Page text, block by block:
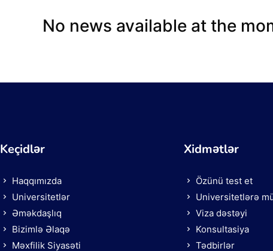
No news available at the
Keçidlər
Haqqımızda
Universitetlər
Əməkdaşlıq
Bizimlə Əlaqə
Məxfilik Siyasəti
Xidmətlər
Özünü test et
Universitetlərə
Viza dəstəyi
Konsultasiya
Tədbirlər